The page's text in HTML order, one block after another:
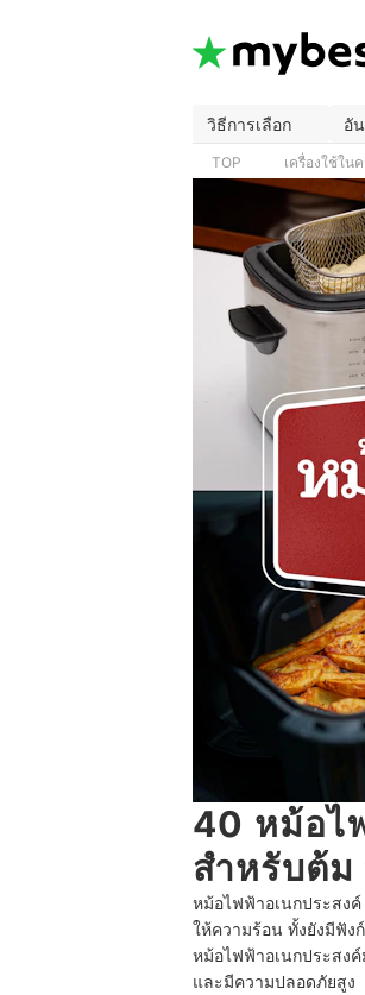
วิธีการเลือก อั
TOP เครื่องใช้ใน
40 หม้อไ
สำหรับต้ม
หม้อไฟฟ้าอเนกประสง
ให้ความร้อน ทั้งยังมีฟัง
หม้อไฟฟ้าอเนกประสง
และมีความปลอดภัยสูง